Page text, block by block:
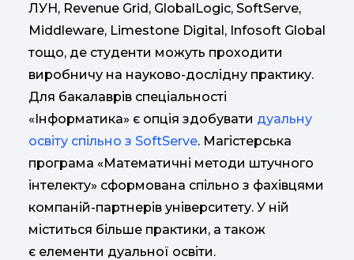
ЛУН, Revenue Grid, GlobalLogic, SoftServe,
Middleware, Limestone Digital, Infosoft Global
тощо, де студенти можуть проходити
виробничу на науково-дослідну практику.
Для бакалаврів спеціальності
«Інформатика» є опція здобувати дуальну
освіту спільно з SoftServe. Магістерська
програма «Математичні методи штучного
інтелекту» сформована спільно з фахівцями
компаній-партнерів університету. У ній
міститься більше практики, а також
є елементи дуальної освіти.